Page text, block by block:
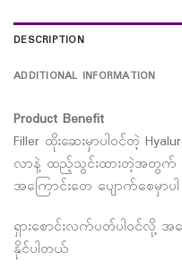
DESCRIPTION
ADDITIONAL INFORMATION
Product Benefit
Filler ထိုးဆေးမှာပါဝင်တဲ့
လာနဲ့ ထည့်သွင်းထားတဲ့အတွက် အ
အကြောင်းတေ ပျောက်စေမှာပါ
ရှားစောင်းလက်ပတ်ပါဝင်လို့ အ
နိုင်ပါတယ်